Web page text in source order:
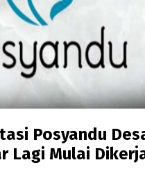
Posyandu
Lagi Mulai